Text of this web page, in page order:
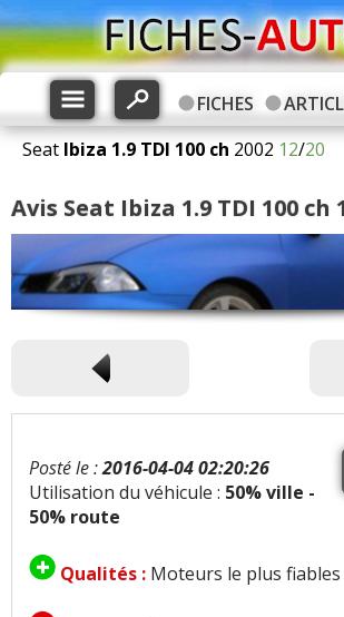
FICHES
Seat Ibiza 1.9 TDI 100 ch 2002 12/20
Avis Seat Ibiza 1.9 TDI 100 ch
Posté le :2016-04-04 02:20:26
Utilisation du véhicule : 50% ville -
50% route
Qualités : Moteurs le plus